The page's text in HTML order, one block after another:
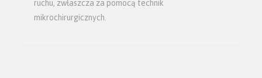
ruchu, zwłaszcza za pomocą technik
mikrochirurgicznych.